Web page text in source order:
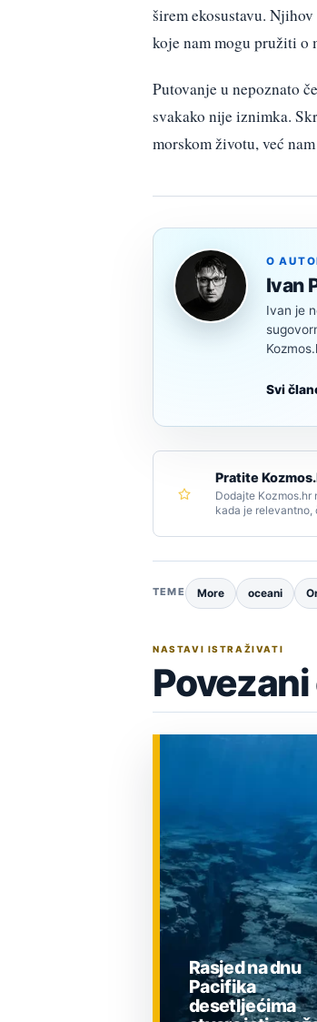
širem ekosustavu.
koje nam mogu pružiti o
Putovanje u nepoznato
svakako nije iznimka.
morskom životu, već
O
Ivan
Ivan je
Svi
Pratite
Dodajte Kozmos.hr
kada je
TEME More oceani
NASTAVI ISTRAŽIVATI
Rasjed na dnu
Pacifika
desetljećima